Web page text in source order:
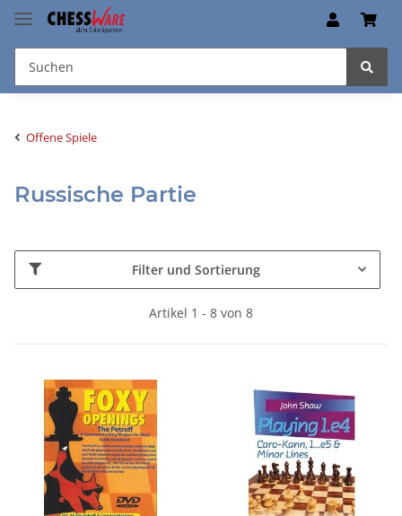
Offene Spiele
Russische Partie
Filter und Sortierung
Artikel 1 - 8 von 8